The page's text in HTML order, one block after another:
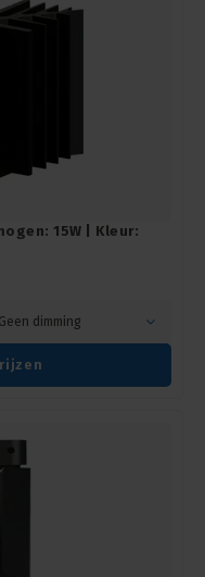
15W | Kleur:
dimming